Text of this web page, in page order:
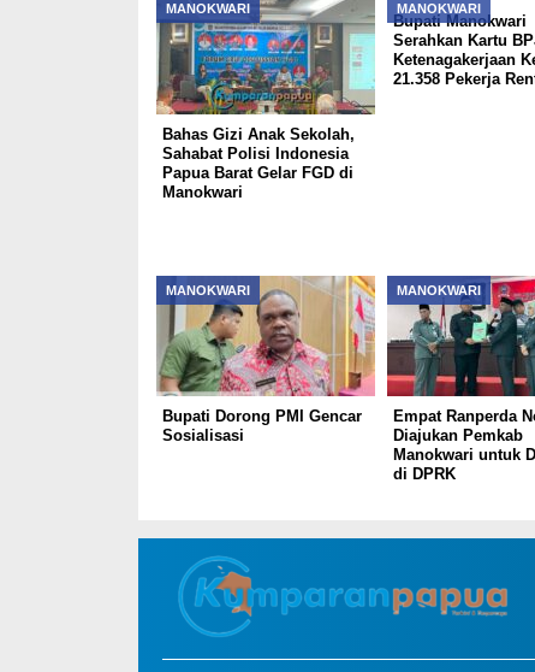
MANOKWARI
Bahas Gizi Anak Sekolah,
Sahabat Polisi Indonesia
Papua Barat Gelar FGD di
Manokwari
MANOKWARI
Bupati Manokwari
Serahkan Kartu
Ketenagakerjaan
21.358 Pekerja
MANOKWARI
Bupati Dorong PMI Gencar
Sosialisasi
MANOKWARI
Empat Ranperda
Diajukan Pemkab
Manokwari untuk
di DPRK